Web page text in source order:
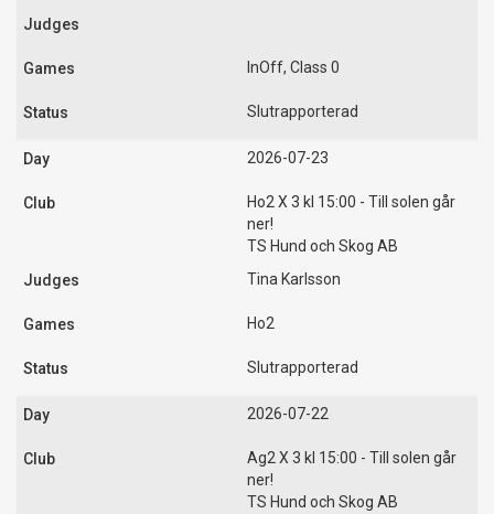
InOff, Class 0
Slutrapporterad
2026-07-23
Ho2 X 3 kl 15:00 - Till solen går
ner!
TS Hund och Skog AB
Tina Karlsson
Ho2
Slutrapporterad
2026-07-22
Ag2 X 3 kl 15:00 - Till solen går
ner!
TS Hund och Skog AB